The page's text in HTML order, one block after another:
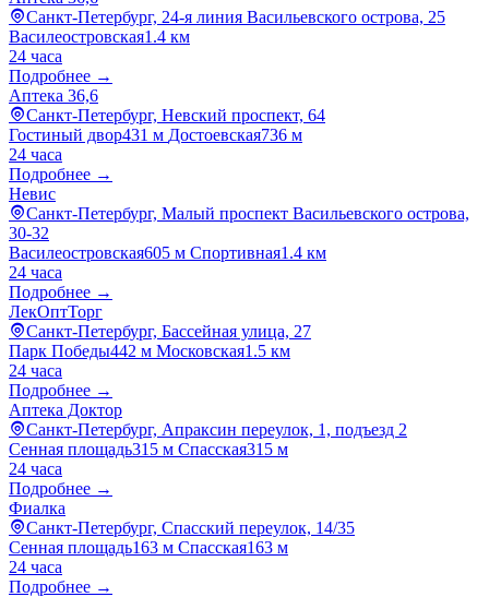
Санкт-Петербург, 24-я линия Васильевского острова, 25
Василеостровская1.4 км
24 часа
Подробнее →
Аптека 36,6
Санкт-Петербург, Невский проспект, 64
Гостиный двор431 м Достоевская736 м
24 часа
Подробнее →
Невис
Санкт-Петербург, Малый проспект Васильевского острова,
30-32
Василеостровская605 м Спортивная1.4 км
24 часа
Подробнее →
ЛекОптТорг
Санкт-Петербург, Бассейная улица, 27
Парк Победы442 м Московская1.5 км
24 часа
Подробнее →
Аптека Доктор
Санкт-Петербург, Апраксин переулок, 1, подъезд 2
Сенная площадь315 м Спасская315 м
24 часа
Подробнее →
Фиалка
Санкт-Петербург, Спасский переулок, 14/35
Сенная площадь163 м Спасская163 м
24 часа
Подробнее →